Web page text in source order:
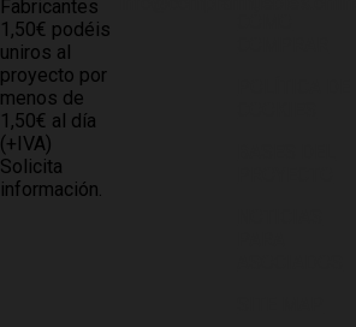
Fabricantes
1,50€ podéis
uniros al
proyecto por
menos de
1,50€ al día
(+IVA)
Solicita
información.